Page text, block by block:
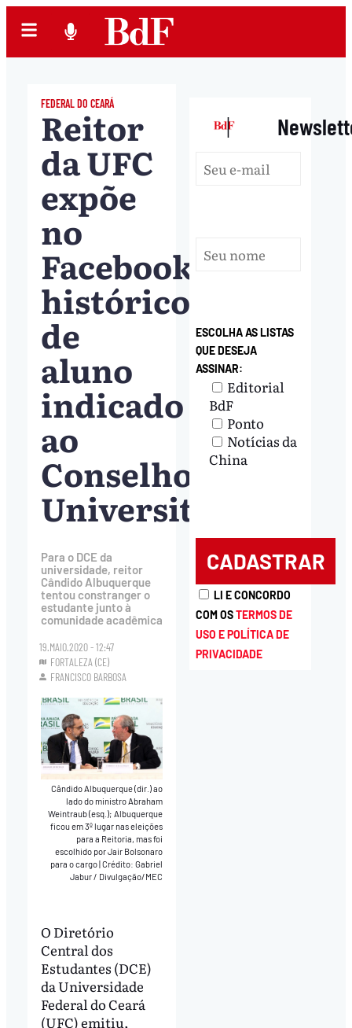
FEDERAL DO CEARÁ
Reitor
da UFC
expõe
no
Facebook
histórico
de
aluno
indicado
ao
Conselho
Universitário
Para o DCE da
universidade, reitor
Cândido Albuquerque
tentou constranger o
estudante junto à
comunidade acadêmica
19.MAIO.2020 - 12:47
FORTALEZA (CE)
FRANCISCO BARBOSA
Cândido Albuquerque (dir.) ao
lado do ministro Abraham
Weintraub (esq.); Albuquerque
ficou em 3º lugar nas eleições
para a Reitoria, mas foi
escolhido por Jair Bolsonaro
para o cargo|Crédito: Gabriel
Jabur / Divulgação/MEC
O Diretório
Central dos
Estudantes (DCE)
da Universidade
Federal do Ceará
(UFC) emitiu,
|
ESCOLHA AS LISTAS
QUE DESEJA
ASSINAR:
Editorial
BdF
Ponto
Notícias da
China
LI E CONCORDO
COM OSTERMOS DE
USO E POLÍTICA DE
PRIVACIDADE